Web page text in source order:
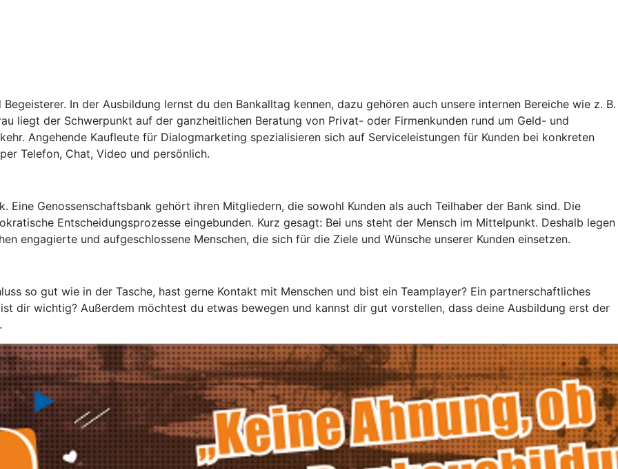
In der Ausbildung lernst du den Bankalltag kennen, dazu gehören auch unsere internen Bereiche wie z. B.
liegt der Schwerpunkt auf der ganzheitlichen Beratung von Privat- oder Firmenkunden rund um Geld- und
Angehende Kaufleute für Dialogmarketing spezialisieren sich auf Serviceleistungen für Kunden bei konkreten
Telefon, Chat, Video und persönlich.
Eine Genossenschaftsbank gehört ihren Mitgliedern, die sowohl Kunden als auch Teilhaber der Bank sind. Die
Entscheidungsprozesse eingebunden. Kurz gesagt: Bei uns steht der Mensch im Mittelpunkt. Deshalb legen
engagierte und aufgeschlossene Menschen, die sich für die Ziele und Wünsche unserer Kunden einsetzen.
so gut wie in der Tasche, hast gerne Kontakt mit Menschen und bist ein Teamplayer? Ein partnerschaftliches
dir wichtig? Außerdem möchtest du etwas bewegen und kannst dir gut vorstellen, dass deine Ausbildung erst der